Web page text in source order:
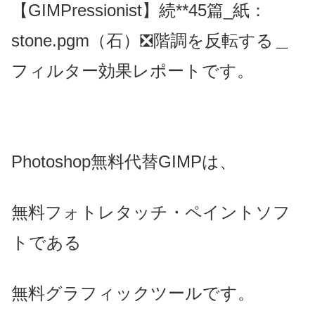
【GIMPressionist】続**45篇_紙：
stone.pgm（石）❎階調を反転する＿
フィルター効果レポートです。
Photoshop無料代替GIMPは、
無料フォトレタッチ・ペイントソフ
トである
無料グラフィックツールです。